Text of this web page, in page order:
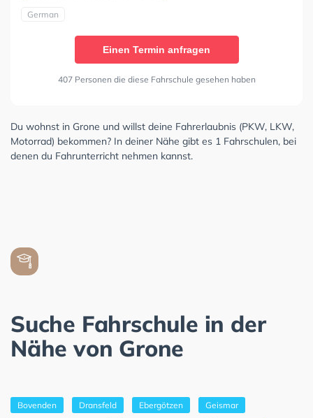
German
Einen Termin anfragen
407 Personen die diese Fahrschule gesehen haben
Du wohnst in Grone und willst deine Fahrerlaubnis (PKW, LKW,
Motorrad) bekommen? In deiner Nähe gibt es 1 Fahrschulen, bei
denen du Fahrunterricht nehmen kannst.
Suche Fahrschule in der
Nähe von Grone
Bovenden Dransfeld Ebergötzen Geismar